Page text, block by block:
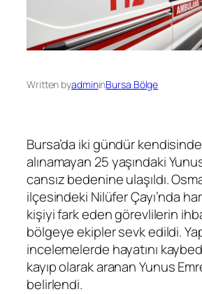
Written byadmininBursa Bölge
Bursa’da iki gündür
alınamayan 25 yaşındaki
cansız bedenine ulaşıldı.
ilçesindeki Nilüfer Çayı’nda
kişiyi fark eden görevlilerin
bölgeye ekipler sevk edildi.
incelemelerde hayatını
kayıp olarak aranan Yunus
belirlendi.